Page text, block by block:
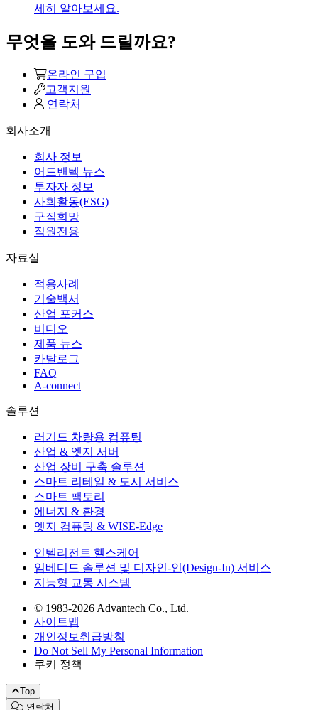
세히 알아보세요.
무엇을 도와 드릴까요?
온라인 구입
고객지원
연락처
회사소개
회사 정보
어드밴텍 뉴스
투자자 정보
사회활동(ESG)
구직희망
직원전용
자료실
적용사례
기술백서
산업 포커스
비디오
제품 뉴스
카탈로그
FAQ
A-connect
솔루션
러기드 차량용 컴퓨팅
산업 & 엣지 서버
산업 장비 구축 솔루션
스마트 리테일 & 도시 서비스
스마트 팩토리
에너지 & 환경
엣지 컴퓨팅 & WISE-Edge
인텔리전트 헬스케어
임베디드 솔루션 및 디자인-인(Design-In) 서비스
지능형 교통 시스템
© 1983-2026 Advantech Co., Ltd.
사이트맵
개인정보취급방침
Do Not Sell My Personal Information
쿠키 정책
Top
연락처